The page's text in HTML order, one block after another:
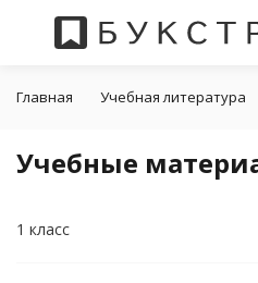
Главная Учебная литература
Учебные
1 класс